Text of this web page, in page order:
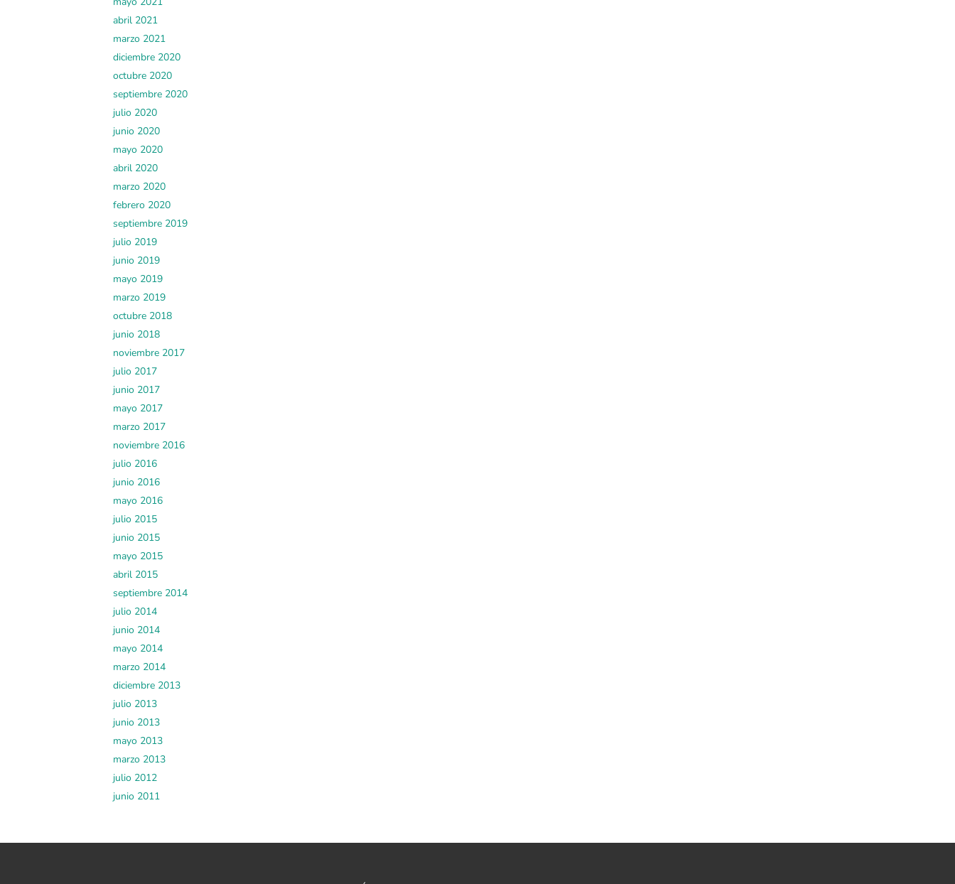
abril 2021
marzo 2021
diciembre 2020
octubre 2020
septiembre 2020
julio 2020
junio 2020
mayo 2020
abril 2020
marzo 2020
febrero 2020
septiembre 2019
julio 2019
junio 2019
mayo 2019
marzo 2019
octubre 2018
junio 2018
noviembre 2017
julio 2017
junio 2017
mayo 2017
marzo 2017
noviembre 2016
julio 2016
junio 2016
mayo 2016
julio 2015
junio 2015
mayo 2015
abril 2015
septiembre 2014
julio 2014
junio 2014
mayo 2014
marzo 2014
diciembre 2013
julio 2013
junio 2013
mayo 2013
marzo 2013
julio 2012
junio 2011